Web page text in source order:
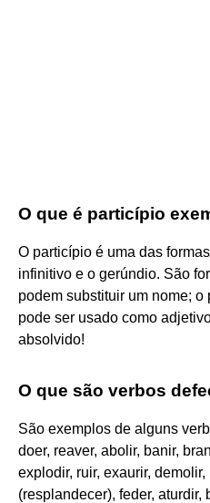
O que é particípio
O particípio é uma das
infinitivo e o gerúndio. São
podem substituir um nome;
pode ser usado como
absolvido!
O que são verbos
São exemplos de alguns
doer, reaver, abolir, banir,
explodir, ruir, exaurir,
(resplandecer), feder, aturdir,